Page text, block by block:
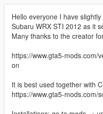
Hello everyone I have
Subaru WRX STI 2012 as it
Many thanks to the creator
https://www.gta5-mods.com/
on
It is best used together with
https://www.gta5-mods.com/